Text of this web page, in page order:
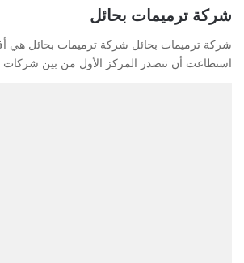
شركة ترميمات بحائل
شركة ترميمات بحائل شركة ترميمات بحائل هي
استطاعت أن تتصدر المركز الأول من بين شركات